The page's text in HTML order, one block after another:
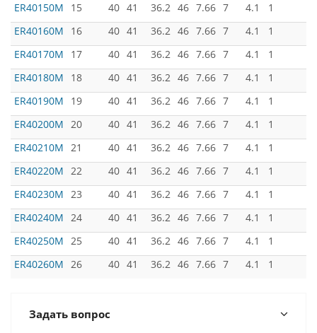
ER40150M
15 40 41 36.2 46 7.66 7 4.1
1
ER40160M
16 40 41 36.2 46 7.66 7 4.1
1
ER40170M
17 40 41 36.2 46 7.66 7 4.1
1
ER40180M
18 40 41 36.2 46 7.66 7 4.1
1
ER40190M
19 40 41 36.2 46 7.66 7 4.1
1
ER40200M 20 40 41 36.2 46 7.66 7 4.1
1
ER40210M 21 40 41 36.2 46 7.66 7 4.1
1
ER40220M 22 40 41 36.2 46 7.66 7 4.1
1
ER40230M 23 40 41 36.2 46 7.66 7 4.1
1
ER40240M 24 40 41 36.2 46 7.66 7 4.1
1
ER40250M 25 40 41 36.2 46 7.66 7 4.1
1
ER40260M 26 40 41 36.2 46 7.66 7 4.1 1
Задать вопрос